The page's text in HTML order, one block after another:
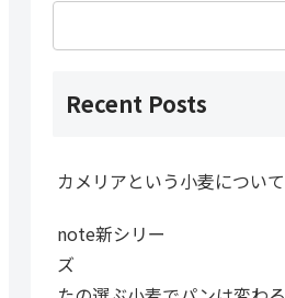
Recent Posts
カメリアという小麦について
note新シリー
ズ 「